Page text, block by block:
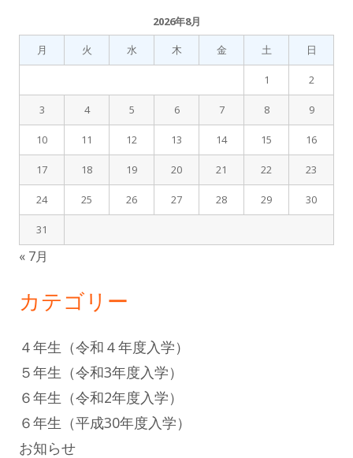
2026年8月
月
火 水 木 金 土 日
1 2
3 4 5 6 7 8 9
10 11 12 13 14 15 16
17 18 19 20 21 22 23
24 25 26 27 28 29 30
31
« 7月
カテゴリー
４年生（令和４年度入学）
５年生（令和3年度入学）
６年生（令和2年度入学）
６年生（平成30年度入学）
お知らせ